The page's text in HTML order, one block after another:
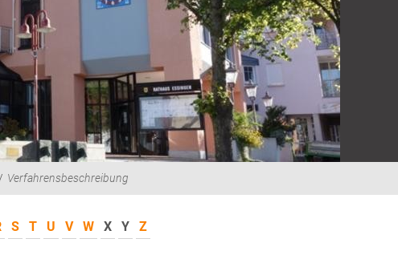
Verfahrensbeschreibung
S T U V W X Y Z